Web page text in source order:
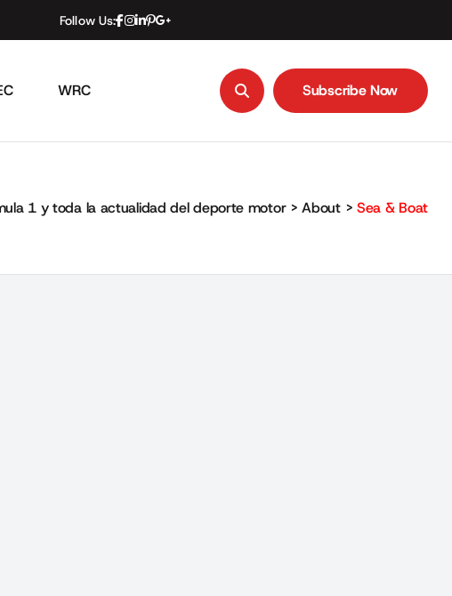
Follow Us:
WRC Subscribe Now
1 y toda la actualidad del deporte motor>About> Sea & Boat